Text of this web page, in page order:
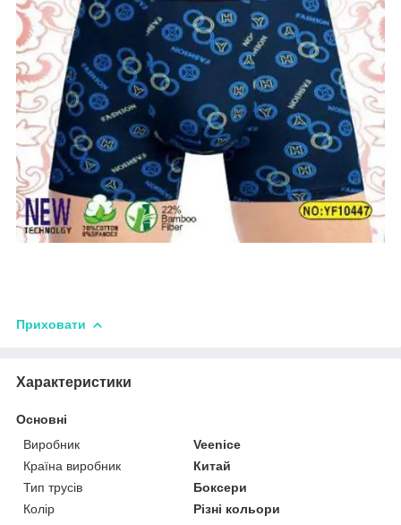
Приховати
Характеристики
Основні
Виробник
Veenice
Країна виробник
Китай
Тип трусів
Боксери
Колір
Різні кольори